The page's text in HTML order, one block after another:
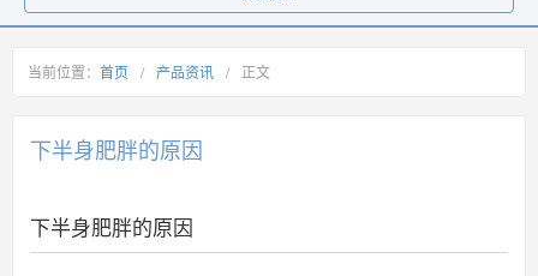
当前位置： 首页 / 产品资讯 / 正文
下半身肥胖的原因
下半身肥胖的原因